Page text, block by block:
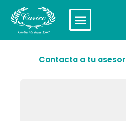
Contacta a tu